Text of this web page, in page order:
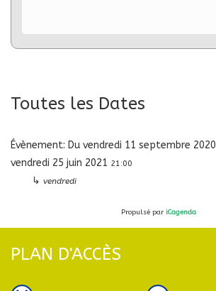
Toutes les Dates
Évènement: Du vendredi 11 septembre 2020
vendredi 25 juin 2021 21:00
↳ vendredi
Propulsé par iCagenda
PLAN D'ACCÈS